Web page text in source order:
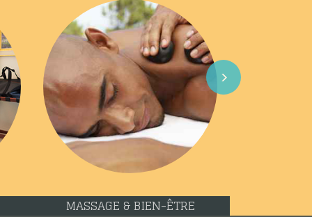
Next
MASSAGE & BIEN-ÊTRE